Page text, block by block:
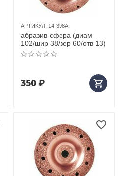
АРТИКУЛ: 14-398A
абразив-сфера (диам
102/шир 38/зер 60/отв 13)
350₽